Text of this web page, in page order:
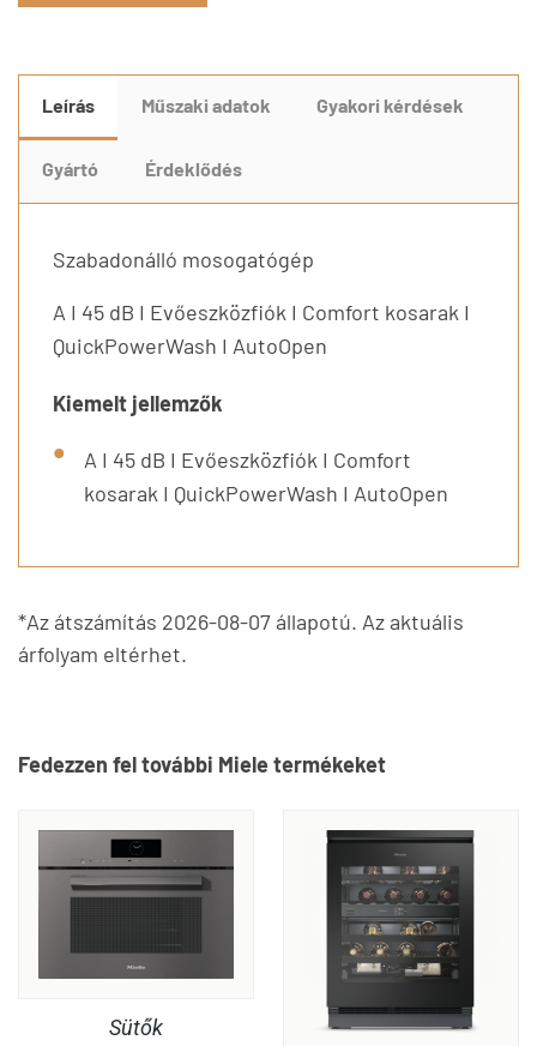
Leírás Műszaki adatok Gyakori kérdések
Gyártó Érdeklődés
Szabadonálló mosogatógép
A I 45 dB I Evőeszközfiók I Comfort kosarak I
QuickPowerWash I AutoOpen
Kiemelt jellemzők
A I 45 dB I Evőeszközfiók I Comfort
kosarak I QuickPowerWash I AutoOpen
*Az átszámítás 2026-08-07 állapotú. Az aktuális
árfolyam eltérhet.
Fedezzen fel további Miele termékeket
Sütők